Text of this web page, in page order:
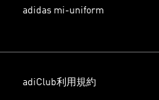
adidas mi-uniform
adiClub利用規約